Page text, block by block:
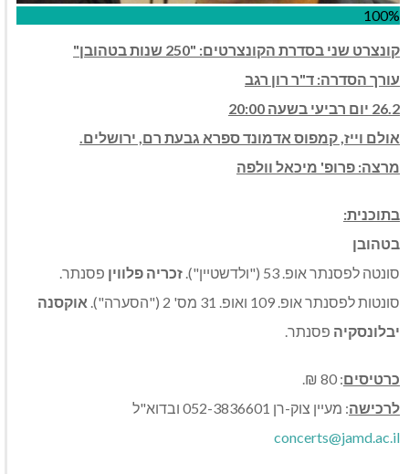
100%
קונצרט שני בסדרת הקונצרטים: "250 שנות בטהובן"
עורך הסדרה: ד"ר רון רגב
26.2 יום רביעי בשעה 20:00
אולם וייז, קמפוס אדמונד ספרא גבעת רם, ירושלים.
מרצה: פרופ' מיכאל וולפה
בתוכנית:
בטהובן
סונטה לפסנתר אופ. 53 ("ולדשטיין").
זכריה פלווין פסנתר.
סונטות לפסנתר אופ. 109 ואופ. 31 מס' 2 ("הסערה").
אוקסנה
יבלונסקיה פסנתר.
כרטיסים: 80 ₪.
לרכישה: מעיין צוק-רן 052-3836601 ובדוא"ל
concerts@jamd.ac.il